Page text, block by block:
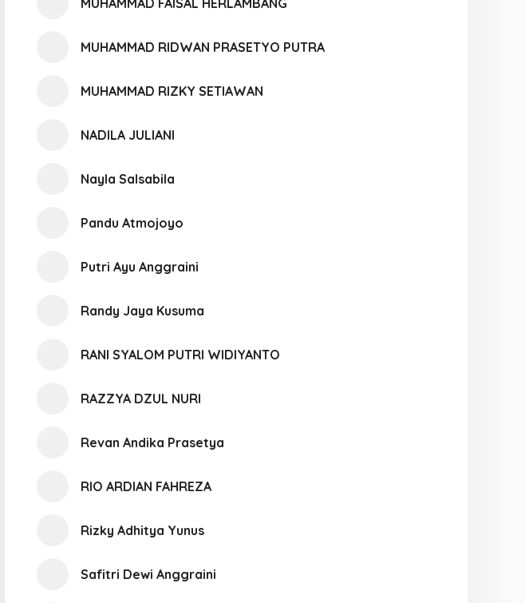
MUHAMMAD FAISAL HERLAMBANG
MUHAMMAD RIDWAN PRASETYO PUTRA
MUHAMMAD RIZKY SETIAWAN
NADILA JULIANI
Nayla Salsabila
Pandu Atmojoyo
Putri Ayu Anggraini
Randy Jaya Kusuma
RANI SYALOM PUTRI WIDIYANTO
RAZZYA DZUL NURI
Revan Andika Prasetya
RIO ARDIAN FAHREZA
Rizky Adhitya Yunus
Safitri Dewi Anggraini